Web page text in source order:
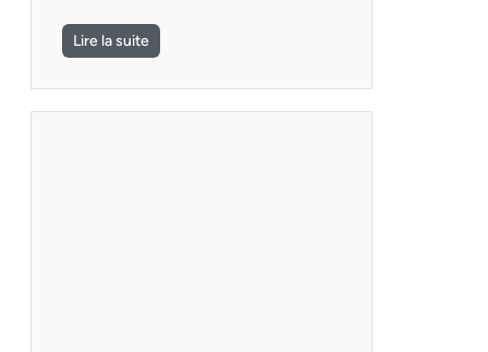
Lire la suite